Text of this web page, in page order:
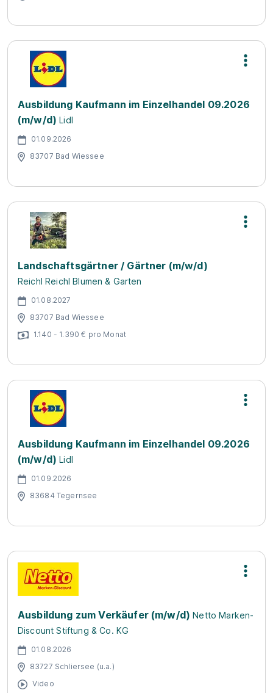
Ausbildung Kaufmann im Einzelhandel 09.2026
(m/w/d) Lidl
01.09.2026
83707 Bad Wiessee
Landschaftsgärtner / Gärtner (m/w/d)
Reichl Reichl Blumen & Garten
01.08.2027
83707 Bad Wiessee
1.140 - 1.390 € pro Monat
Ausbildung Kaufmann im Einzelhandel 09.2026
(m/w/d) Lidl
01.09.2026
83684 Tegernsee
Ausbildung zum Verkäufer (m/w/d) Netto Marken-
Discount Stiftung & Co. KG
01.08.2026
83727 Schliersee (u.a.)
Video